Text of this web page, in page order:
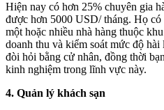
Hiện nay có hơn 25% chuyên gia
được hơn 5000 USD/ tháng. Họ
một hoặc nhiều nhà hàng thuộc
doanh thu và kiểm soát mức độ
đòi hỏi bằng cử nhân, đồng thời
kinh nghiệm trong lĩnh vực này.
4. Quản lý khách sạn